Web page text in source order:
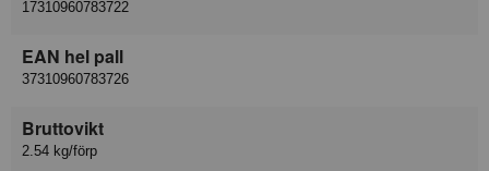
17310960783722
EAN hel pall
37310960783726
Bruttovikt
2.54 kg/förp